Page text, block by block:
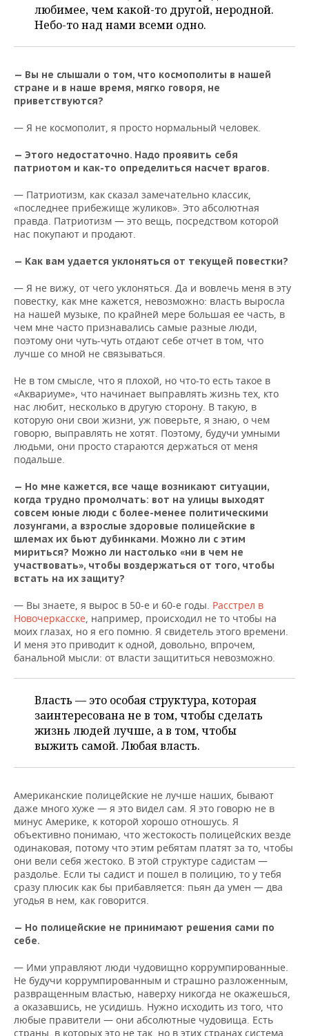
любимее, чем какой-то другой, неродной.
Небо-то над нами всеми одно.
— Вы не слышали о том, что космополиты в нашей
стране и в наше время, мягко говоря, не
приветствуются?
— Я не космополит, я просто нормальный человек.
— Этого недостаточно. Надо проявить себя
патриотом и как-то определиться насчет врагов.
— Патриотизм, как сказал замечательно классик,
«последнее прибежище жуликов». Это абсолютная
правда. Патриотизм — это вещь, посредством которой
нас покупают и продают.
— Как вам удается уклоняться от текущей повестки?
— Я не вижу, от чего уклоняться. Да и вовлечь меня в эту
повестку, как мне кажется, невозможно: власть выросла
на нашей музыке, по крайней мере большая ее часть, в
чем мне часто признавались самые разные люди,
поэтому они чуть-чуть отдают себе отчет в том, что
лучше со мной не связываться.
Не в том смысле, что я плохой, но что-то есть такое в
«Аквариуме», что начинает выправлять жизнь тех, кто
нас любит, несколько в другую сторону. В такую, в
которую они свои жизни, уж поверьте, я знаю, о чем
говорю, выправлять не хотят. Поэтому, будучи умными
людьми, они просто стараются держаться от меня
подальше.
— Но мне кажется, все чаще возникают ситуации,
когда трудно промолчать: вот на улицы выходят
совсем юные люди с более-менее политическими
лозунгами, а взрослые здоровые полицейские в
шлемах их бьют дубинками. Можно ли с этим
мириться? Можно ли настолько «ни в чем не
участвовать», чтобы воздержаться от того, чтобы
встать на их защиту?
— Вы знаете, я вырос в 50-е и 60-е годы. Расстрел в
Новочеркасске, например, происходил не то чтобы на
моих глазах, но я его помню. Я свидетель этого времени.
И меня это приводит к одной, довольно, впрочем,
банальной мысли: от власти защититься невозможно.
Власть — это особая структура, которая
заинтересована не в том, чтобы сделать
жизнь людей лучше, а в том, чтобы
выжить самой. Любая власть.
Американские полицейские не лучше наших, бывают
даже много хуже — я это видел сам. Я это говорю не в
минус Америке, к которой хорошо отношусь. Я
объективно понимаю, что жестокость полицейских везде
одинаковая, потому что этим ребятам платят за то, чтобы
они вели себя жестоко. В этой структуре садистам —
раздолье. Если ты садист и пошел в полицию, то у тебя
сразу плюсик как бы прибавляется: пьян да умен — два
угодья в нем, как говорится.
— Но полицейские не принимают решения сами по
себе.
— Ими управляют люди чудовищно коррумпированные.
Не будучи коррумпированным и страшно разложенным,
развращенным властью, наверху никогда не окажешься,
а оказавшись, не усидишь. Нужно исходить из того, что
любые правители — они абсолютные чудовища. Есть
страны, в которых это не так, но в этих странах система